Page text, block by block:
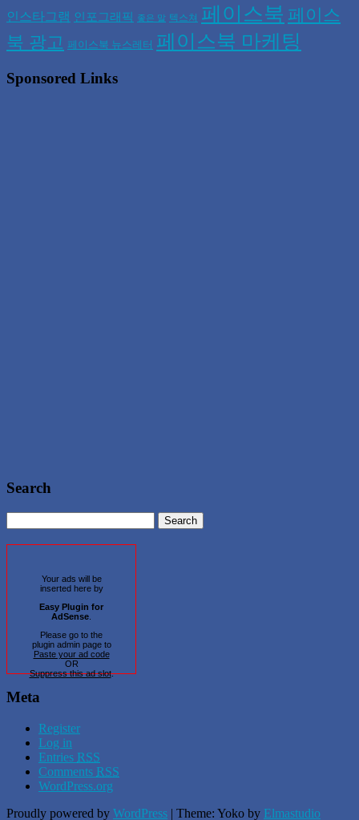
인스타그램 인포그래픽 좋은 말 텍스쳐 페이스북 페이스
북 광고 페이스북 뉴스레터 페이스북 마케팅
Sponsored Links
Search
Your ads will be
inserted here by
Easy Plugin for
AdSense
Please go to the
plugin admin page to
Paste your ad code
OR
Suppress this ad slot.
Meta
Register
Log in
Entries RSS
Comments RSS
WordPress.org
Proudly powered by WordPress | Theme: Yoko by Elmastudio